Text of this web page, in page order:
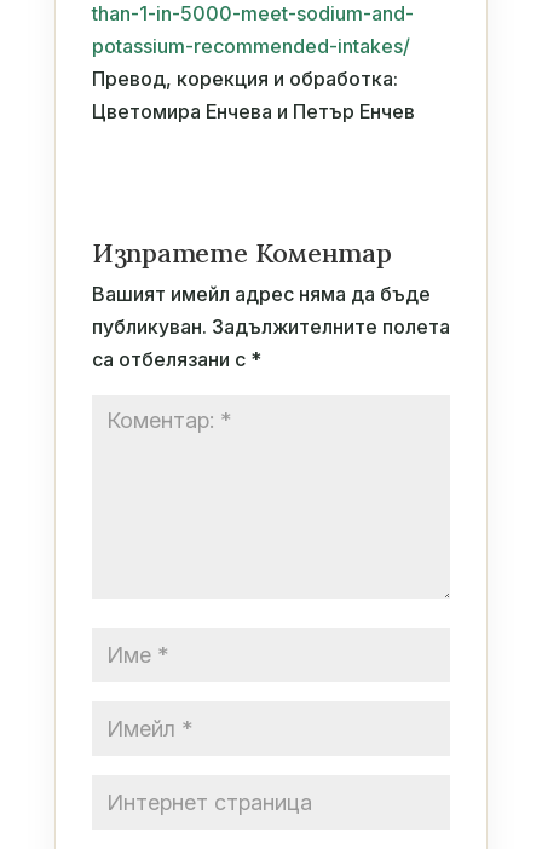
than-1-in-5000-meet-sodium-and-
potassium-recommended-intakes/
Превод, корекция и обработка:
Цветомира Енчева и Петър Енчев
Изпратете Коментар
Вашият имейл адрес няма да бъде
публикуван. Задължителните полета
са отбелязани с *